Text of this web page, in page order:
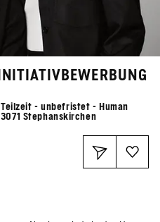
- unbefristet - Human
Stephanskirchen